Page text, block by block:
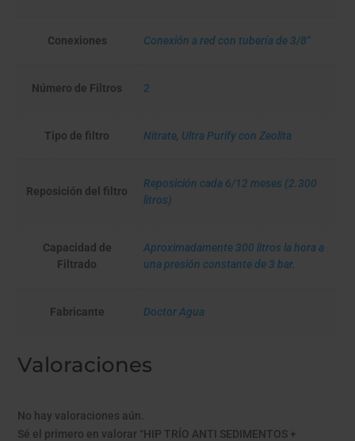
Conexiones Conexión a red con tubería de 3/8"
Número de Filtros 2
Tipo de filtro Nitrate, Ultra Purify con Zeolita
Reposición del filtro
Reposición cada 6/12 meses (2.300
litros)
Capacidad de
Filtrado
Aproximadamente 300 litros la hora a
una presión constante de 3 bar.
Fabricante Doctor Agua
Valoraciones
No hay valoraciones aún.
Sé el primero en valorar “HIP TRÍO ANTI SEDIMENTOS +